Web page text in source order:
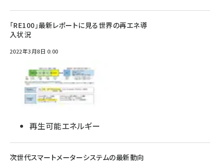
「RE100」最新レポートに見る世界の再エネ導
入状況
2022年3月8日 0:00
再生可能エネルギー
次世代スマートメーターシステムの最新動向